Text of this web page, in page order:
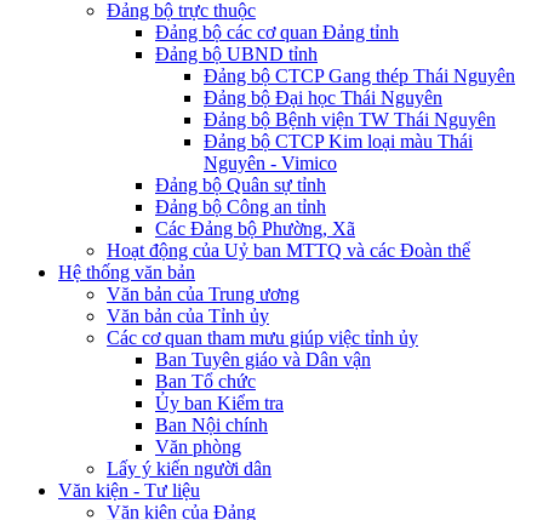
Đảng bộ trực thuộc
Đảng bộ các cơ quan Đảng tỉnh
Đảng bộ UBND tỉnh
Đảng bộ CTCP Gang thép Thái Nguyên
Đảng bộ Đại học Thái Nguyên
Đảng bộ Bệnh viện TW Thái Nguyên
Đảng bộ CTCP Kim loại màu Thái
Nguyên - Vimico
Đảng bộ Quân sự tỉnh
Đảng bộ Công an tỉnh
Các Đảng bộ Phường, Xã
Hoạt động của Uỷ ban MTTQ và các Đoàn thể
Hệ thống văn bản
Văn bản của Trung ương
Văn bản của Tỉnh ủy
Các cơ quan tham mưu giúp việc tỉnh ủy
Ban Tuyên giáo và Dân vận
Ban Tổ chức
Ủy ban Kiểm tra
Ban Nội chính
Văn phòng
Lấy ý kiến người dân
Văn kiện - Tư liệu
Văn kiện của Đảng